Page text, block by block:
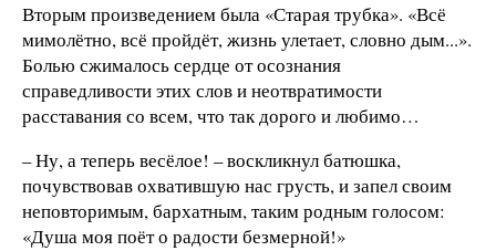
Вторым произведением была «Старая трубка». «Всё
мимолётно, всё пройдёт, жизнь улетает, словно дым...».
Болью сжималось сердце от осознания
справедливости этих слов и неотвратимости
расставания со всем, что так дорого и любимо…
– Ну, а теперь весёлое! – воскликнул батюшка,
почувствовав охватившую нас грусть, и запел своим
неповторимым, бархатным, таким родным голосом:
«Душа моя поёт о радости безмерной!»